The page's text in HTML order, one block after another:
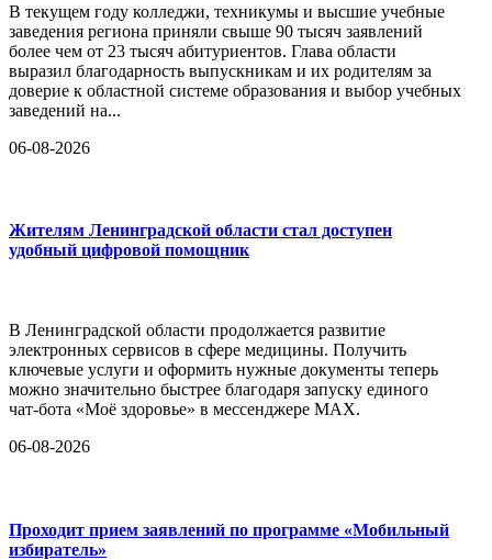
В текущем году колледжи, техникумы и высшие учебные
заведения региона приняли свыше 90 тысяч заявлений
более чем от 23 тысяч абитуриентов. Глава области
выразил благодарность выпускникам и их родителям за
доверие к областной системе образования и выбор учебных
заведений на...
06-08-2026
Жителям Ленинградской области стал доступен
удобный цифровой помощник
В Ленинградской области продолжается развитие
электронных сервисов в сфере медицины. Получить
ключевые услуги и оформить нужные документы теперь
можно значительно быстрее благодаря запуску единого
чат-бота «Моё здоровье» в мессенджере MAX.
06-08-2026
Проходит прием заявлений по программе «Мобильный
избиратель»